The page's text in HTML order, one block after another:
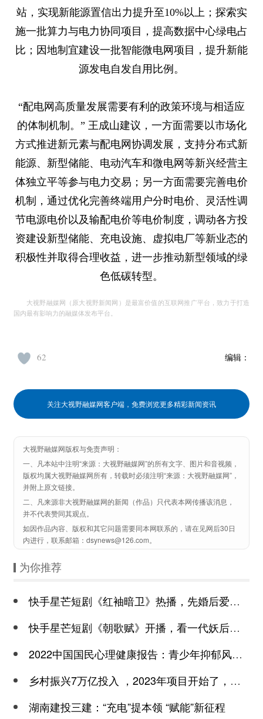
站，实现新能源置信出力提升至10%以上；探索实
施一批算力与电力协同项目，提高数据中心绿电占
比；因地制宜建设一批智能微电网项目，提升新能
源发电自发自用比例。
“配电网高质量发展需要有利的政策环境与相适应
的体制机制。” 王成山建议，一方面需要以市场化
方式推进新元素与配电网协调发展，支持分布式新
能源、新型储能、电动汽车和微电网等新兴经营主
体独立平等参与电力交易；另一方面需要完善电价
机制，通过优化完善终端用户分时电价、灵活性调
节电源电价以及输配电价等电价制度，调动各方投
资建设新型储能、充电设施、虚拟电厂等新业态的
积极性并取得合理收益，进一步推动新型领域的绿
色低碳转型。
大视野融媒网（原大视野新闻网）是最富价值的互联网推广平台，致力于打造
国内最有影响力的融媒体发布平台。
编辑：
62
关注大视野融媒网客户端，免费浏览更多精彩新闻资讯
大视野融媒网版权与免责声明：
一、凡本站中注明“来源：大视野融媒网”的所有文字、图片和音视频，
版权均属大视野融媒网所有，转载时必须注明“来源：大视野融媒网”，
并附上原文链接。
二、凡来源非大视野融媒网的新闻（作品）只代表本网传播该消息，
并不代表赞同其观点。
如因作品内容、版权和其它问题需要同本网联系的，请在见网后30日
内进行，联系邮箱：dsynews@126.com。
为你推荐
快手星芒短剧《红袖暗卫》热播，先婚后爱诠释别样浪漫
快手星芒短剧《朝歌赋》开播，看一代妖后与心机皇上极限拉扯
2022中国国民心理健康报告：青少年抑郁风险高于成年
乡村振兴7万亿投入 ，2023年项目开始了，总有一个适合你
湖南建投三建：“充电”提本领 “赋能”新征程